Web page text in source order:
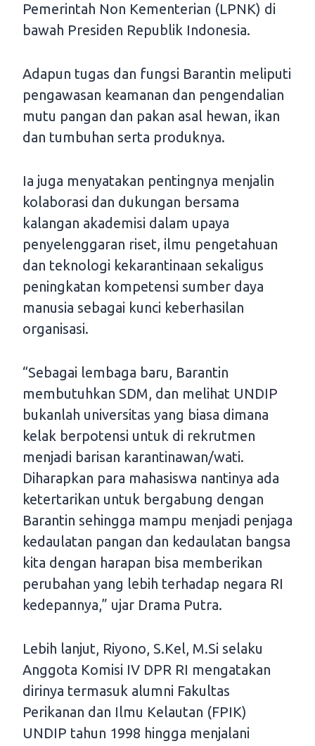
Pemerintah Non Kementerian (LPNK) di
bawah Presiden Republik Indonesia.
Adapun tugas dan fungsi Barantin meliputi
pengawasan keamanan dan pengendalian
mutu pangan dan pakan asal hewan, ikan
dan tumbuhan serta produknya.
Ia juga menyatakan pentingnya menjalin
kolaborasi dan dukungan bersama
kalangan akademisi dalam upaya
penyelenggaran riset, ilmu pengetahuan
dan teknologi kekarantinaan sekaligus
peningkatan kompetensi sumber daya
manusia sebagai kunci keberhasilan
organisasi.
“Sebagai lembaga baru, Barantin
membutuhkan SDM, dan melihat UNDIP
bukanlah universitas yang biasa dimana
kelak berpotensi untuk di rekrutmen
menjadi barisan karantinawan/wati.
Diharapkan para mahasiswa nantinya ada
ketertarikan untuk bergabung dengan
Barantin sehingga mampu menjadi penjaga
kedaulatan pangan dan kedaulatan bangsa
kita dengan harapan bisa memberikan
perubahan yang lebih terhadap negara RI
kedepannya,” ujar Drama Putra.
Lebih lanjut, Riyono, S.Kel, M.Si selaku
Anggota Komisi IV DPR RI mengatakan
dirinya termasuk alumni Fakultas
Perikanan dan Ilmu Kelautan (FPIK)
UNDIP tahun 1998 hingga menjalani